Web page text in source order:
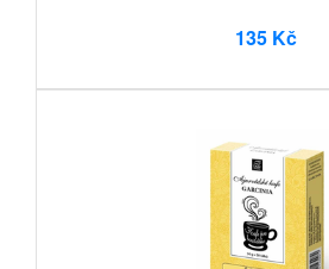
135 Kč